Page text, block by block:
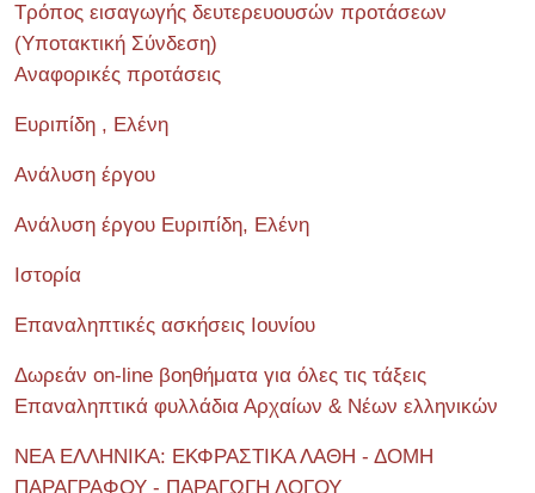
Τρόπος εισαγωγής δευτερευουσών προτάσεων
(Υποτακτική Σύνδεση)
Αναφορικές προτάσεις
Ευριπίδη , Ελένη
Ανάλυση έργου
Ανάλυση έργου Ευριπίδη, Ελένη
Ιστορία
Επαναληπτικές ασκήσεις Ιουνίου
Δωρεάν on-line βοηθήματα για όλες τις τάξεις
Επαναληπτικά φυλλάδια Αρχαίων & Νέων ελληνικών
ΝΕΑ ΕΛΛΗΝΙΚΑ: ΕΚΦΡΑΣΤΙΚΑ ΛΑΘΗ - ΔΟΜΗ
ΠΑΡΑΓΡΑΦΟΥ - ΠΑΡΑΓΩΓΗ ΛΟΓΟΥ